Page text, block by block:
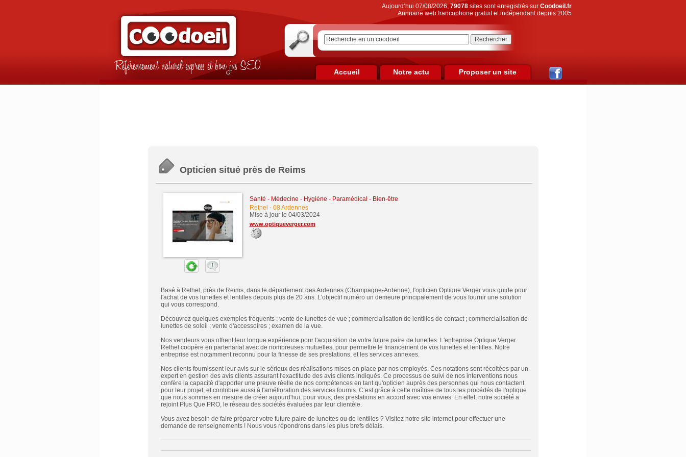
Référencement naturel express et bon jus SEO
Aujourd’hui 07/08/2026,79078sites sont enregistrés sur Coodoeil.fr
Annuaire web francophone gratuit et indépendant depuis 2005
Accueil Notre actu Proposer un site
Opticien situé près de Reims
Santé - Médecine - Hygiène - Paramédical - Bien-être
Rethel - 08 Ardennes
Mise à jour le 04/03/2024
www.optiqueverger.com
Basé à Rethel, près de Reims, dans le département des Ardennes (Champagne-Ardenne), l'opticien Optique Verger vous guide pour
l'achat de vos lunettes et lentilles depuis plus de 20 ans. L'objectif numéro un demeure principalement de vous fournir une solution
qui vous correspond.
Découvrez quelques exemples fréquents : vente de lunettes de vue ; commercialisation de lentilles de contact ; commercialisation de
lunettes de soleil ; vente d'accessoires ; examen de la vue.
Nos vendeurs vous offrent leur longue expérience pour l'acquisition de votre future paire de lunettes. L'entreprise Optique Verger
Rethel coopère en partenariat avec de nombreuses mutuelles, pour permettre le financement de vos lunettes et lentilles. Notre
entreprise est notamment reconnu pour la finesse de ses prestations, et les services annexes.
Nos clients fournissent leur avis sur le sérieux des réalisations mises en place par nos employés. Ces notations sont récoltées par un
expert en gestion des avis clients assurant l'exactitude des avis clients indiqués. Ce processus de suivi de nos interventions nous
confère la capacité d'apporter une preuve réelle de nos compétences en tant qu'opticien auprès des personnes qui nous contactent
pour leur projet, et contribue aussi à l'amélioration des services fournis. C’est grâce à cette maîtrise de tous les procédés de l'optique
que nous sommes en mesure de créer aujourd'hui, pour vous, des prestations en accord avec vos envies. En effet, notre société a
rejoint Plus Que PRO, le réseau des sociétés évaluées par leur clientèle.
Vous avez besoin de faire préparer votre future paire de lunettes ou de lentilles ? Visitez notre site internet pour effectuer une
demande de renseignements ! Nous vous répondrons dans les plus brefs délais.